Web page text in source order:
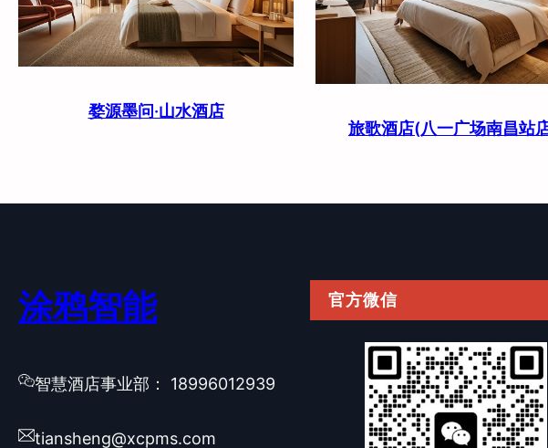
婺源墨问·山水酒店
旅歌酒店(八一广场南昌站
涂鸦智能
智慧酒店事业部： 18996012939
tiansheng@xcpms.com
官方微信